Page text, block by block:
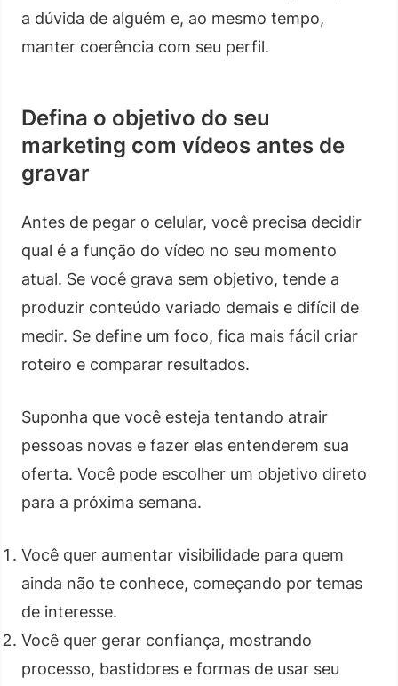
a dúvida de alguém e, ao mesmo tempo,
manter coerência com seu perfil.
Defina o objetivo do seu
marketing com vídeos antes de
gravar
Antes de pegar o celular, você precisa decidir
qual é a função do vídeo no seu momento
atual. Se você grava sem objetivo, tende a
produzir conteúdo variado demais e difícil de
medir. Se define um foco, fica mais fácil criar
roteiro e comparar resultados.
Suponha que você esteja tentando atrair
pessoas novas e fazer elas entenderem sua
oferta. Você pode escolher um objetivo direto
para a próxima semana.
Você quer aumentar visibilidade para quem
ainda não te conhece, começando por temas
de interesse.
Você quer gerar confiança, mostrando
processo, bastidores e formas de usar seu